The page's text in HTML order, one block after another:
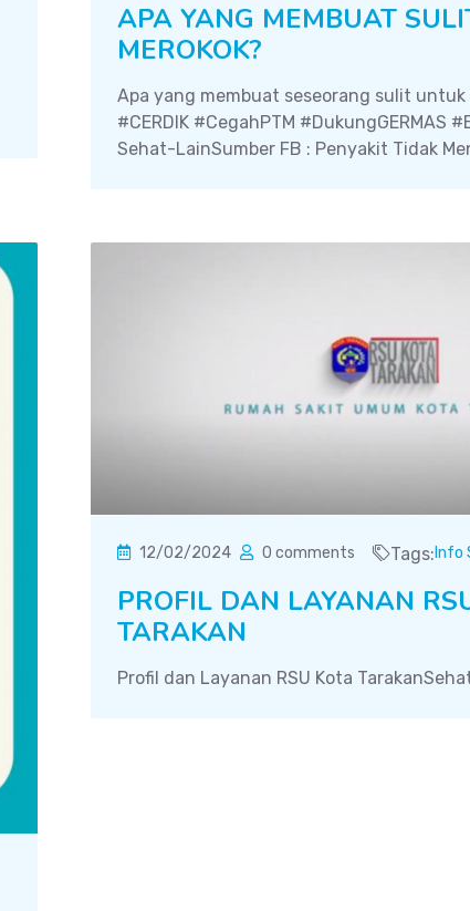
APA YANG MEMBUAT
MEROKOK?
Apa yang membuat seseorang sulit
#CERDIK #CegahPTM #DukungGERMAS
Sehat-LainSumber FB : Penyakit Tidak
12/02/2024 0 comments Tags: Info
PROFIL DAN LAYANAN
TARAKAN
Profil dan Layanan RSU Kota